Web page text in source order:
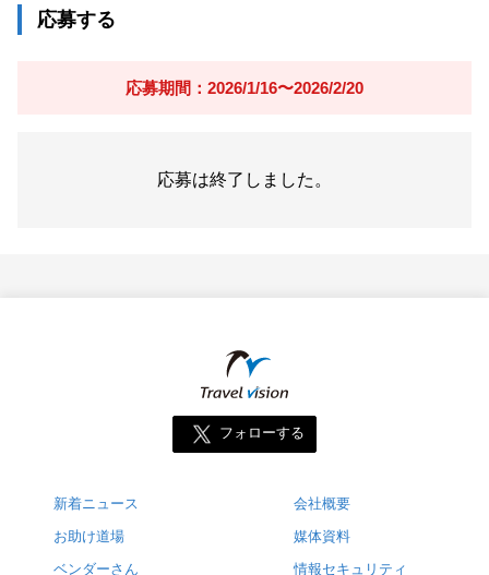
応募する
応募期間：2026/1/16〜2026/2/20
応募は終了しました。
フォローする
新着ニュース
お助け道場
ベンダーさん
会社概要
媒体資料
情報セキュリティ